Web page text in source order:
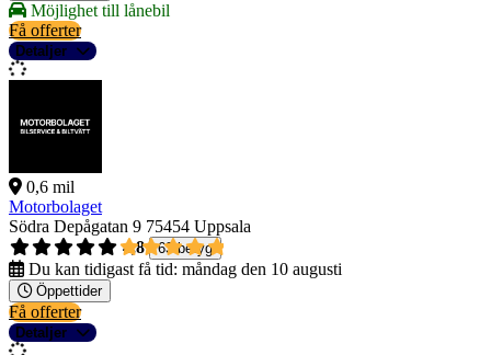
Möjlighet till lånebil
Få offerter
Detaljer
0,6 mil
Motorbolaget
Södra Depågatan 9 75454 Uppsala
4,8
63 betyg
Du kan tidigast få tid: måndag den 10 augusti
Öppettider
Få offerter
Detaljer